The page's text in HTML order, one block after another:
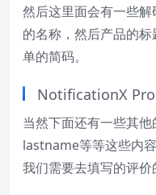
然后这里面会有一些
的名称，然后产品的
单的简码。
NotificationX Pro
当然下面还有一些其
lastname等等这些内
我们需要去填写的评价